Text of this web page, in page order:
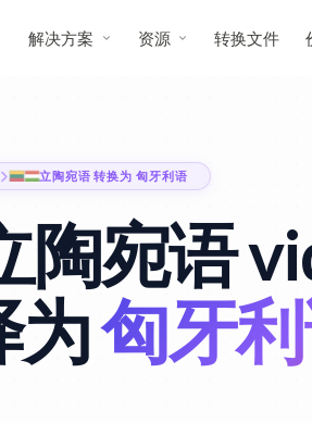
解决方案 资源 转换文件
立陶宛语 转换为 匈牙利语
陶宛语
为匈牙